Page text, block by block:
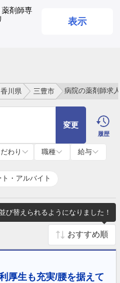
剤師専
表示
ログイン
香川県 三豊市 病院の薬剤師求
変更
履歴
だわり 職種
給与
・アルバイト
び替えられるようになりました！
厚生も充実/腰を据えて